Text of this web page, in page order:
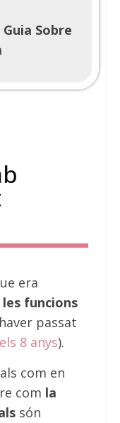
Sobre
era
funcions
passat
8 anys).
com en
com la
són